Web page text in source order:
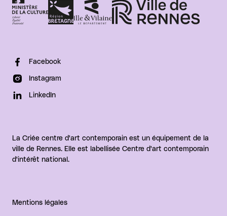
Facebook
Instagram
LinkedIn
La Criée centre d'art contemporain est un équipement de la
ville de Rennes. Elle est labellisée Centre d'art contemporain
d'intérêt national.
Mentions légales